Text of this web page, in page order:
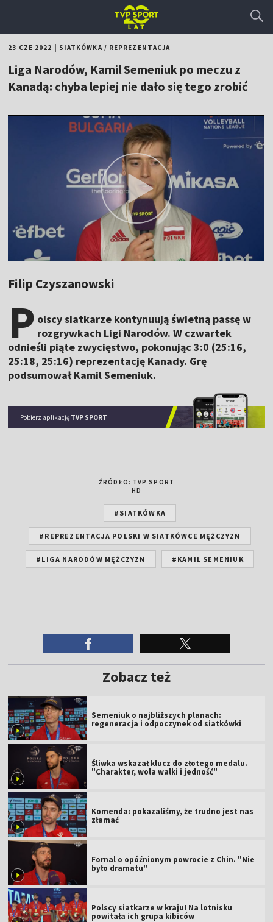
23 CZE 2022 SIATKÓWKA/ REPREZENTACJA
Liga Narodów, Kamil Semeniuk po meczu z
Kanadą: chyba lepiej nie dało się tego zrobić
Filip Czyszanowski
P olscy siatkarze kontynuują świetną passę w
rozgrywkach Ligi Narodów. W czwartek
odnieśli piąte zwycięstwo, pokonując 3:0 (25:16,
25:18, 25:16) reprezentację Kanady. Grę
podsumował Kamil Semeniuk.
Pobierz aplikację TVP SPORT
ŹRÓDŁO: TVP SPORT
HD
#SIATKÓWKA
#REPREZENTACJA POLSKI W SIATKÓWCE MĘŻCZYZN
#LIGA NARODÓW MĘŻCZYZN #KAMIL SEMENIUK
Zobacz też
Semeniuk o najbliższych planach:
regeneracja i odpoczynek od siatkówki
Śliwka wskazał klucz do złotego medalu.
"Charakter, wola walki i jedność"
Komenda: pokazaliśmy, że trudno jest nas
złamać
Fornal o opóźnionym powrocie z Chin. "Nie
było dramatu"
Polscy siatkarze w kraju! Na lotnisku
powitała ich grupa kibiców